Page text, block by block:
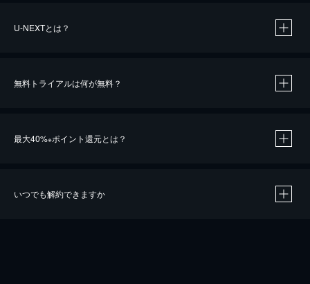
U-NEXTとは？
無料トライアルは何が無料？
最大40%※ポイント還元とは？
いつでも解約できますか